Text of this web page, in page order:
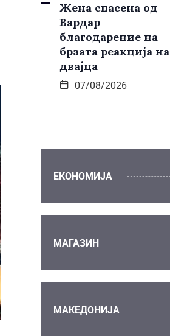
Жена спасена од
Вардар
благодарение на
брзата реакција на
двајца
07/08/2026
ЕКОНОМИЈА
МАГАЗИН
МАКЕДОНИЈА